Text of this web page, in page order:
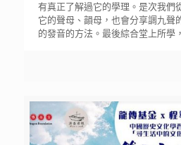
有真正了解過它的學理。是次我們
它的聲母、韻母，也會分享調九聲
的發音的方法。最後綜合堂上所學